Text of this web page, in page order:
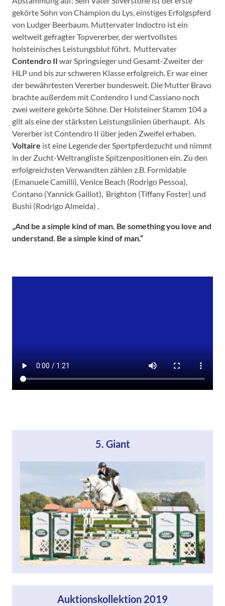
gekörte Sohn von Champion du Lys, einstiges Erfolgspferd
von Ludger Beerbaum. Muttervater Indoctro ist ein
weltweit gefragter Topvererber, der wertvollstes
holsteinisches Leistungsblut führt. Muttervater
Contendro II war Springsieger und Gesamt-Zweiter der
HLP und bis zur schweren Klasse erfolgreich. Er war einer
der bewährtesten Vererber bundesweit. Die Mutter Bravo
brachte außerdem mit Contendro I und Cassiano noch
zwei weitere gekörte Söhne. Der Holsteiner Stamm 104 a
gilt als eine der stärksten Leistungslinien überhaupt. Als
Vererber ist Contendro II über jeden Zweifel erhaben.
Voltaire ist eine Legende der Sportpferdezucht und nimmt
in der Zucht-Weltrangliste Spitzenpositionen ein. Zu den
erfolgreichsten Verwandten zählen z.B. Formidable
(Emanuele Camilli), Venice Beach (Rodrigo Pessoa),
Contano (Yannick Gaillot), Brighton (Tiffany Foster) und
Bushi (Rodrigo Almeida) .
„And be a simple kind of man. Be something you love and
understand. Be a simple kind of man.“
5. Giant
Auktionskollektion 2019